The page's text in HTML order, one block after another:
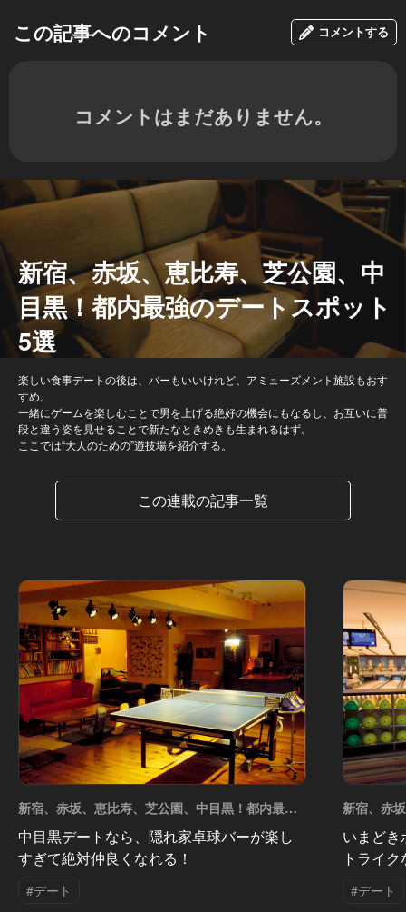
この記事へのコメント コメントする
コメントはまだありません。
新宿、赤坂、恵比寿、芝公園、中
目黒！都内最強のデートスポット
5選
楽しい食事デートの後は、バーもいいけれど、アミューズメント施設もおす
すめ。
一緒にゲームを楽しむことで男を上げる絶好の機会にもなるし、お互いに普
段と違う姿を見せることで新たなときめきも生まれるはず。
ここでは“大人のための”遊技場を紹介する。
この連載の記事一覧
新宿、赤坂、恵比寿、芝公園、中目黒！都内最強
のデートスポット5選 Vol.5
中目黒デートなら、隠れ家卓球バーが楽し
すぎて絶対仲良くなれる！
#デート
新宿、赤
いまど
トライ
#デート